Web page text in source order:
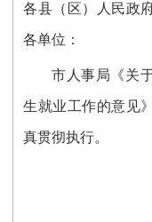
各县（区）人民政
各单位：
市人事局《关
生就业工作的意见
真贯彻执行。